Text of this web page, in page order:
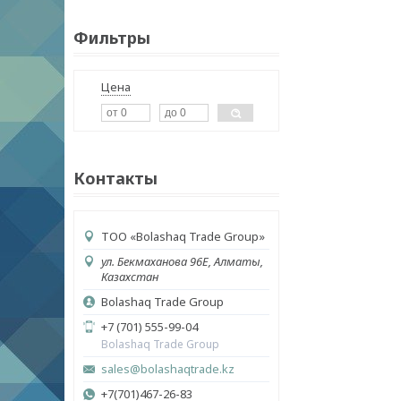
Фильтры
Цена
Контакты
ТОО «Bolashaq Trade Group»
ул. Бекмаханова 96Е, Алматы,
Казахстан
Bolashaq Trade Group
+7 (701) 555-99-04
Bolashaq Trade Group
sales@bolashaqtrade.kz
+7(701)467-26-83